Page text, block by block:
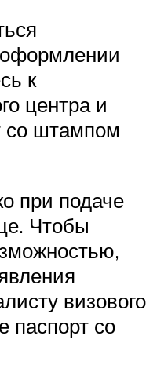
к
центра и
со штампом
при подаче
Чтобы
визового
паспорт со